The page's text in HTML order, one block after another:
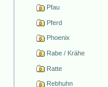
Pfau
Pferd
Phoenix
Rabe / Krähe
Ratte
Rebhuhn